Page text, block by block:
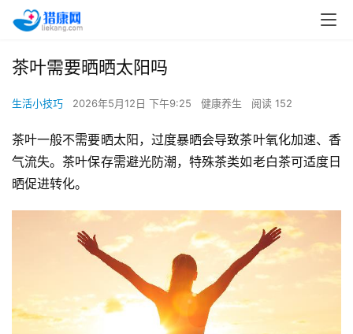
茶叶需要晒晒太阳吗
生活小技巧 2026年5月12日 下午9:25 健康养生 阅读 152
茶叶一般不需要晒太阳，过度暴晒会导致茶叶氧化加速、香
气流失。茶叶保存需避光防潮，特殊茶类如老白茶可适度日
晒促进转化。